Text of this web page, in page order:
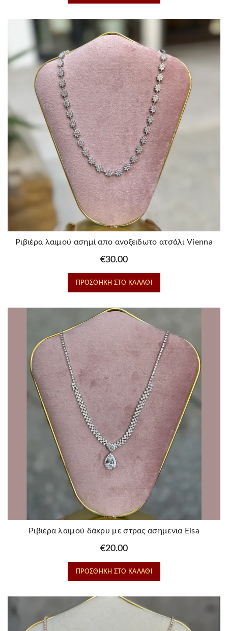
Ριβιέρα λαιμού ασημί απο ανοξειδωτο ατσάλι Vienna
€30.00
ΠΡΟΣΘΉΚΗ ΣΤΟ ΚΑΛΆΘΙ
Ριβιέρα λαιμού δάκρυ με στρας ασημενια Elsa
€20.00
ΠΡΟΣΘΉΚΗ ΣΤΟ ΚΑΛΆΘΙ